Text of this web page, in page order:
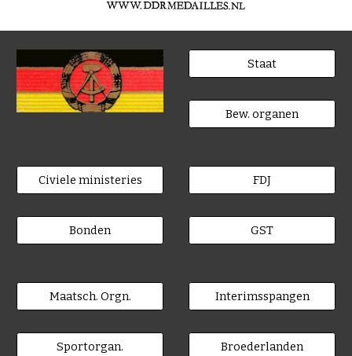
Staat
Bew. organen
Civiele ministeries
Bonden
FDJ
GST
Maatsch. Orgn.
Sportorgan.
Interimsspangen
Broederlanden